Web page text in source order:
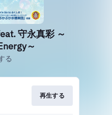
守永真彩 ～
～
る
再生する